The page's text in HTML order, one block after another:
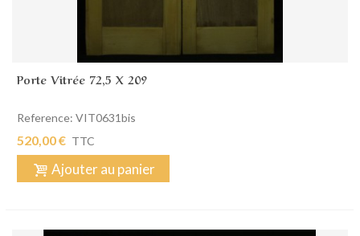
Porte Vitrée 72,5 X 209
Reference: VIT0631bis
520,00 € TTC
Ajouter au panier